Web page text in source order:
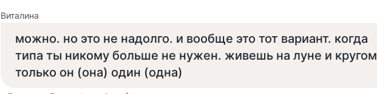
Виталина
можно. но это не надолго. и вообще это тот вариант. когда
типа ты никому больше не нужен. живешь на луне и кругом
только он (она) один (одна)